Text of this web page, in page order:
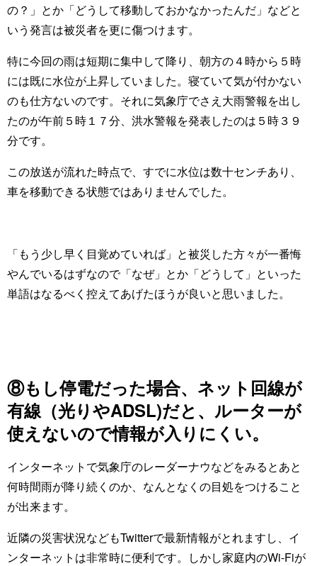
の？」とか「どうして移動しておかなかったんだ」などと
いう発言は被災者を更に傷つけます。
特に今回の雨は短期に集中して降り、朝方の４時から５時
には既に水位が上昇していました。寝ていて気が付かない
のも仕方ないのです。それに気象庁でさえ大雨警報を出し
たのが午前５時１７分、洪水警報を発表したのは５時３９
分です。
この放送が流れた時点で、すでに水位は数十センチあり、
車を移動できる状態ではありませんでした。
「もう少し早く目覚めていれば」と被災した方々が一番悔
やんでいるはずなので「なぜ」とか「どうして」といった
単語はなるべく控えてあげたほうが良いと思いました。
⑧もし停電だった場合、ネット回線が
有線（光りやADSL)だと、ルーターが
使えないので情報が入りにくい。
インターネットで気象庁のレーダーナウなどをみるとあと
何時間雨が降り続くのか、なんとなくの目処をつけること
が出来ます。
近隣の災害状況などもTwitterで最新情報がとれますし、イ
ンターネットは非常時に便利です。しかし家庭内のWi-Fiが